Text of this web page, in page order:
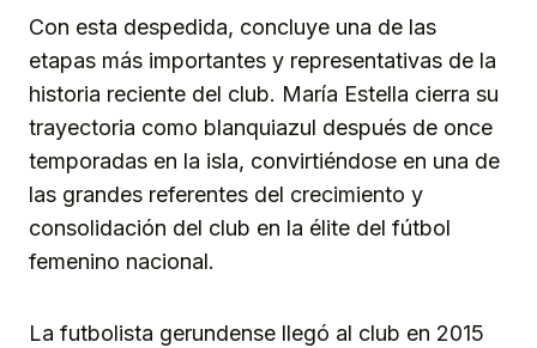
Con esta despedida, concluye una de las
etapas más importantes y representativas de la
historia reciente del club. María Estella cierra su
trayectoria como blanquiazul después de once
temporadas en la isla, convirtiéndose en una de
las grandes referentes del crecimiento y
consolidación del club en la élite del fútbol
femenino nacional.
La futbolista gerundense llegó al club en 2015